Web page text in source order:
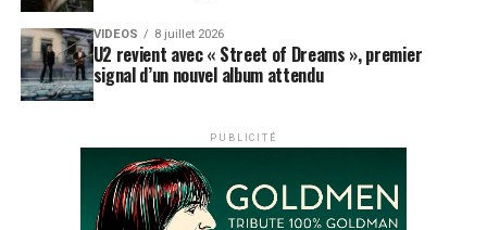
VIDEOS 8 juillet 2026
U2 revient avec « Street of Dreams », premier
signal d’un nouvel album attendu
PUBLICITÉ